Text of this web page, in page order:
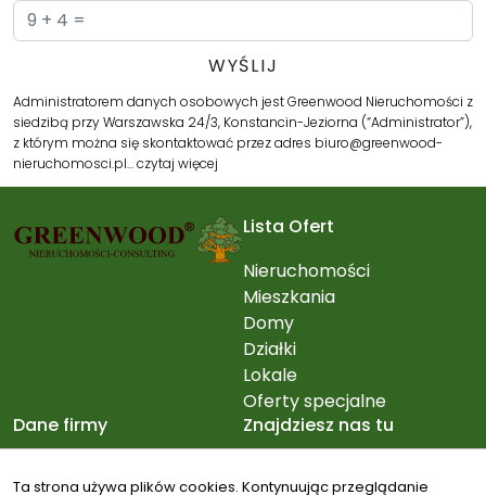
Administratorem danych osobowych jest Greenwood Nieruchomości z
siedzibą przy Warszawska 24/3, Konstancin-Jeziorna (“Administrator”),
z którym można się skontaktować przez adres biuro@greenwood-
nieruchomosci.pl…czytaj więcej
Lista Ofert
Nieruchomości
Mieszkania
Domy
Działki
Lokale
Oferty specjalne
Dane firmy
Znajdziesz nas tu
Ta strona używa plików cookies. Kontynuując przeglądanie